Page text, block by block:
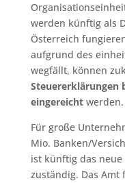
werden künftig als
Österreich
aufgrund des
wegfällt, können
Steuererklärungen
eingereichtwerden.
Für große
Mio. Banken/
ist künftig das
zuständig. Das